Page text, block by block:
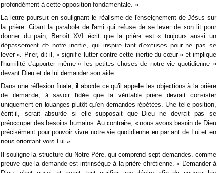
profondément à cette opposition fondamentale. »
La lettre poursuit en soulignant le réalisme de l'enseignement de Jésus sur
la prière. Citant la parabole de l'ami qui refuse de se lever de son lit pour
donner du pain, Benoît XVI écrit que la prière est « toujours aussi un
dépassement de notre inertie, qui inspire tant d'excuses pour ne pas se
lever ». Prier, dit-il, « signifie lutter contre cette inertie du cœur » et implique
l'humilité d'apporter même « les petites choses de notre vie quotidienne »
devant Dieu et de lui demander son aide.
Dans une réflexion finale, il aborde ce qu'il appelle les objections à la prière
de demande, à savoir l'idée que la véritable prière devrait consister
uniquement en louanges plutôt qu'en demandes répétées. Une telle position,
écrit-il, serait absurde si elle supposait que Dieu ne devrait pas se
préoccuper des besoins humains. Au contraire, « nous avons besoin de Dieu
précisément pour pouvoir vivre notre vie quotidienne en partant de Lui et en
nous orientant vers Lui ».
Il souligne la structure du Notre Père, qui comprend sept demandes, comme
preuve que la demande est intrinsèque à la prière chrétienne. « Demander à